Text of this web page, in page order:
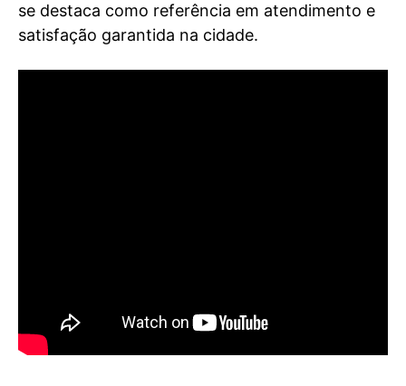
se destaca como referência em atendimento e
satisfação garantida na cidade.